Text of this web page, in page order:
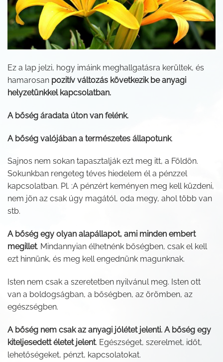
Ez a lap jelzi, hogy imáink meghallgatásra kerültek, és
hamarosan pozitív változás következik be anyagi
helyzetünkkel kapcsolatban.
A bőség áradata úton van felénk.
A bőség valójában a természetes állapotunk.
Sajnos nem sokan tapasztalják ezt meg itt, a Földön.
Sokunkban rengeteg téves hiedelem él a pénzzel
kapcsolatban. Pl. :A pénzért keményen meg kell küzdeni,
nem jön az csak úgy magától, oda megy, ahol több van
stb.
A bőség egy olyan alapállapot, ami minden embert
megillet. Mindannyian élhetnénk bőségben, csak el kell
ezt hinnünk, és meg kell engednünk magunknak.
Isten nem csak a szeretetben nyilvánul meg. Isten ott
van a boldogságban, a bőségben, az örömben, az
egészségben.
A bőség nem csak az anyagi jólétet jelenti. A bőség egy
kiteljesedett életet jelent. Egészséget, szerelmet, időt,
lehetőségeket, pénzt, kapcsolatokat.